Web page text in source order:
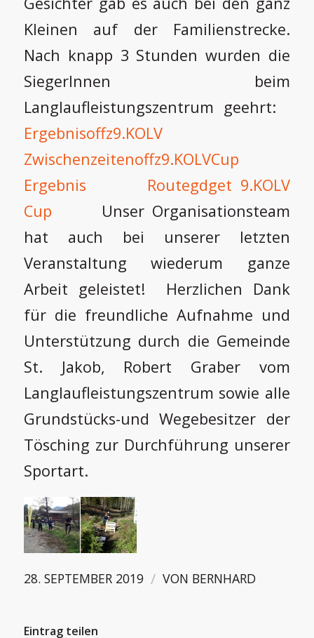
Kleinen auf der Familienstrecke.
Nach knapp 3 Stunden wurden die
SiegerInnen beim
Langlaufleistungszentrum geehrt:
Ergebnisoffz9.KOLV
Zwischenzeitenoffz9.KOLVCup
Ergebnis
Routegdget 9.KOLV
Cup Unser Organisationsteam
hat auch bei unserer letzten
Veranstaltung wiederum ganze
Arbeit geleistet! Herzlichen Dank
für die freundliche Aufnahme und
Unterstützung durch die Gemeinde
St. Jakob, Robert Graber vom
Langlaufleistungszentrum sowie alle
Grundstücks-und Wegebesitzer der
Tösching zur Durchführung unserer
Sportart.
28. SEPTEMBER 2019 / VON BERNHARD
Eintrag teilen